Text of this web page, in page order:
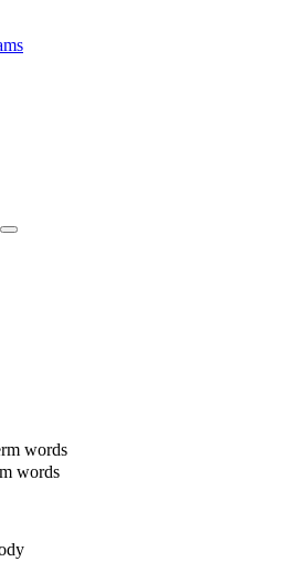
words
words